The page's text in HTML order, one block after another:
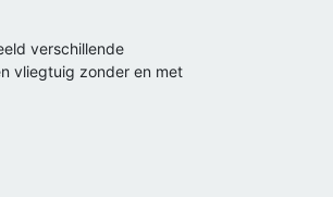
verschillende
vliegtuig zonder en met